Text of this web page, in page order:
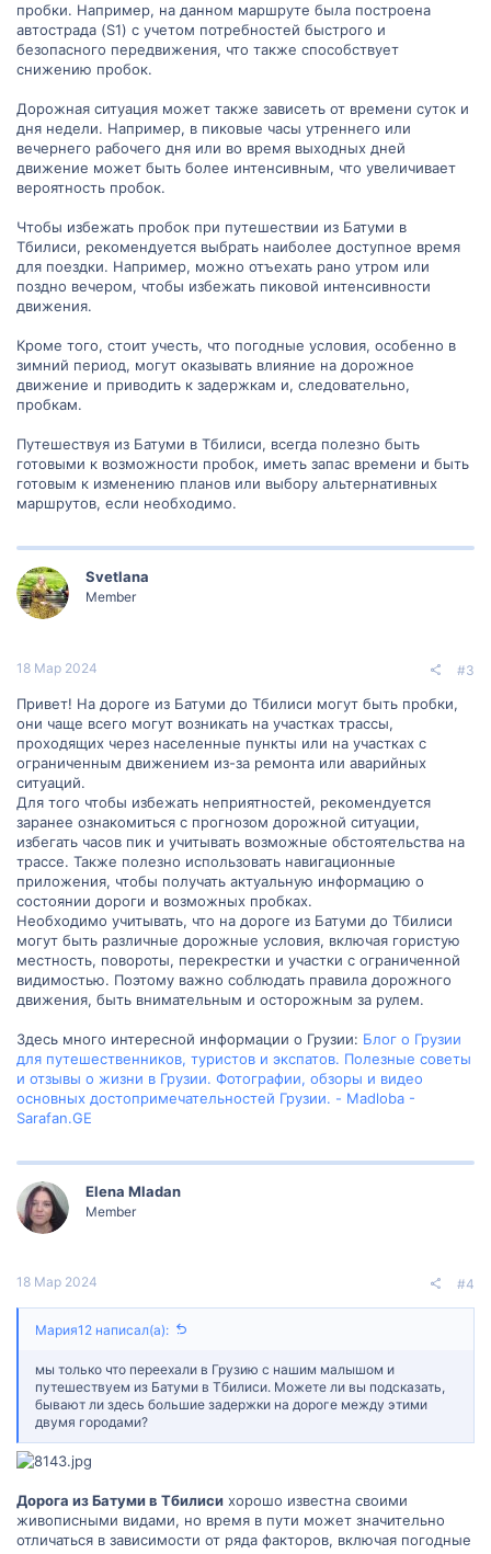
пробки. Например, на данном маршруте была построена
автострада (S1) с учетом потребностей быстрого и
безопасного передвижения, что также способствует
снижению пробок.
Дорожная ситуация может также зависеть от времени суток и
дня недели. Например, в пиковые часы утреннего или
вечернего рабочего дня или во время выходных дней
движение может быть более интенсивным, что увеличивает
вероятность пробок.
Чтобы избежать пробок при путешествии из Батуми в
Тбилиси, рекомендуется выбрать наиболее доступное время
для поездки. Например, можно отъехать рано утром или
поздно вечером, чтобы избежать пиковой интенсивности
движения.
Кроме того, стоит учесть, что погодные условия, особенно в
зимний период, могут оказывать влияние на дорожное
движение и приводить к задержкам и, следовательно,
пробкам.
Путешествуя из Батуми в Тбилиси, всегда полезно быть
готовыми к возможности пробок, иметь запас времени и быть
готовым к изменению планов или выбору альтернативных
маршрутов, если необходимо.
Svetlana
Member
18 Мар 2024 #3
Привет! На дороге из Батуми до Тбилиси могут быть пробки,
они чаще всего могут возникать на участках трассы,
проходящих через населенные пункты или на участках с
ограниченным движением из-за ремонта или аварийных
ситуаций.
Для того чтобы избежать неприятностей, рекомендуется
заранее ознакомиться с прогнозом дорожной ситуации,
избегать часов пик и учитывать возможные обстоятельства на
трассе. Также полезно использовать навигационные
приложения, чтобы получать актуальную информацию о
состоянии дороги и возможных пробках.
Необходимо учитывать, что на дороге из Батуми до Тбилиси
могут быть различные дорожные условия, включая гористую
местность, повороты, перекрестки и участки с ограниченной
видимостью. Поэтому важно соблюдать правила дорожного
движения, быть внимательным и осторожным за рулем.
Здесь много интересной информации о Грузии: Блог о Грузии
для путешественников, туристов и экспатов. Полезные советы
и отзывы о жизни в Грузии. Фотографии, обзоры и видео
основных достопримечательностей Грузии. - Madloba -
Sarafan.GE
Elena Mladan
Member
18 Мар 2024 #4
Мария12 написал(а):
мы только что переехали в Грузию с нашим малышом и
путешествуем из Батуми в Тбилиси. Можете ли вы подсказать,
бывают ли здесь большие задержки на дороге между этими
двумя городами?
Дорога из Батуми в Тбилиси хорошо известна своими
живописными видами, но время в пути может значительно
отличаться в зависимости от ряда факторов, включая погодные